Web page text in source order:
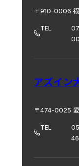
〒910-0006
TEL
アズイン
〒474-0025
TEL